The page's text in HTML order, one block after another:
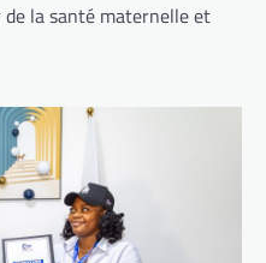
la santé maternelle et